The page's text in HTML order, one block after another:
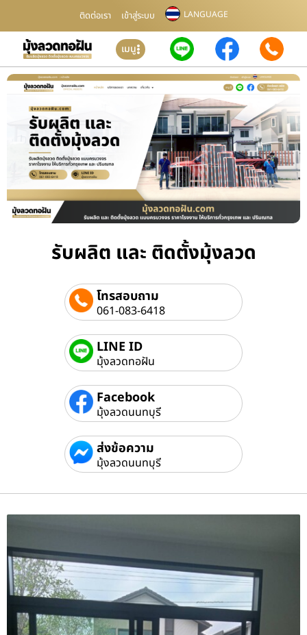
ติดต่อเรา เข้าสู่ระบบ LANGUAGE
เมนู
รับผลิต และ ติดตั้งมุ้งลวด
โทรสอบถาม
061-083-6418
LINE ID
มุ้งลวดทอฝัน
Facebook
มุ้งลวดนนทบุรี
ส่งข้อความ
มุ้งลวดนนทบุรี